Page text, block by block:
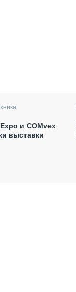
и COMvex
выставки